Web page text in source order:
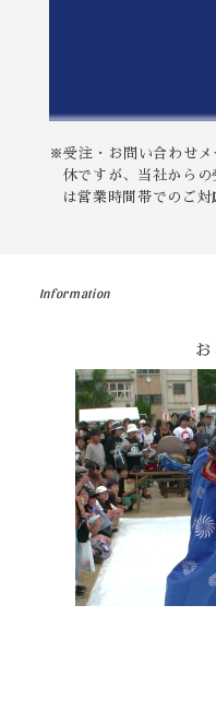
※受注・お問い合わせ
休ですが、当社から
は営業時間帯でのご対
Information